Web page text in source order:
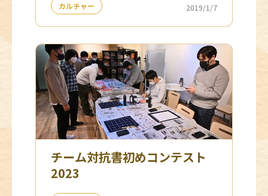
カルチャー 2019/1/7
チーム対抗書初めコンテスト
2023